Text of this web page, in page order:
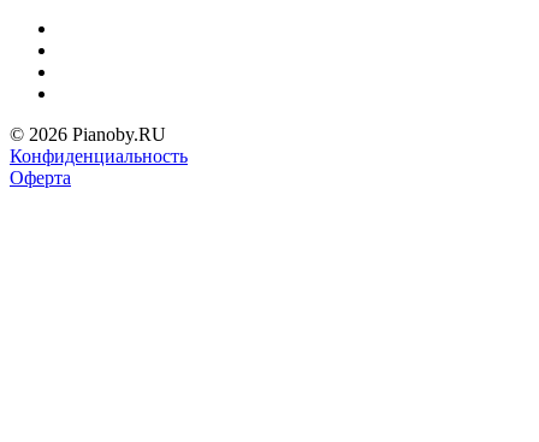
© 2026 Pianoby.RU
Конфиденциальность
Оферта